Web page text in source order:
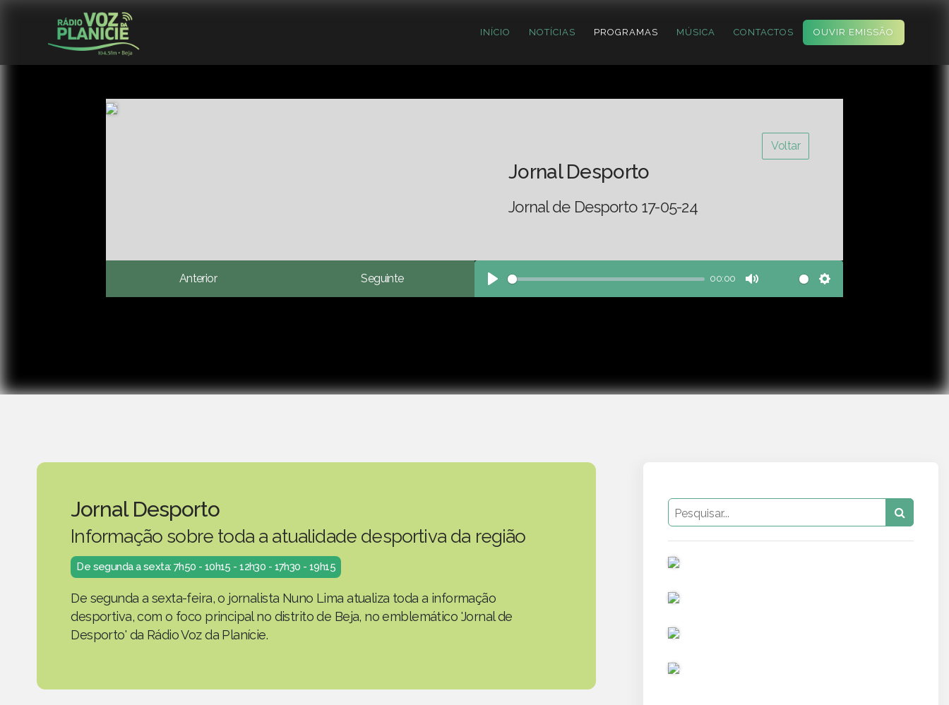
INÍCIO NOTÍCIAS PROGRAMAS MÚSICA CONTACTOS OUVIR EMISSÃO
Voltar
Jornal Desporto
Jornal de Desporto 17-05-24
Anterior Seguinte
Play
00:00
Mute Settings
Jornal Desporto
Informação sobre toda a atualidade desportiva da região
De segunda a sexta: 7h50 - 10h15 - 12h30 - 17h30 - 19h15
De segunda a sexta-feira, o jornalista Nuno Lima atualiza toda a informação
desportiva, com o foco principal no distrito de Beja, no emblemático 'Jornal de
Desporto' da Rádio Voz da Planície.